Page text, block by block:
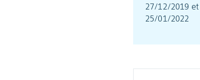
27/12/2019 et
25/01/2022